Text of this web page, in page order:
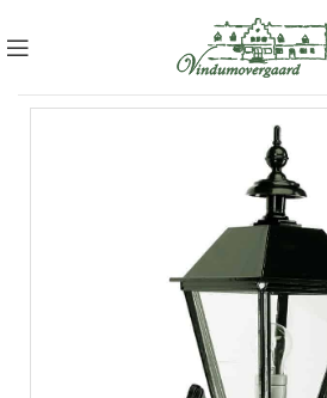
mail@vindumovergaard.dk